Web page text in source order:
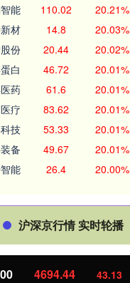
能 110.02 20.21%
材 14.8 20.03%
份 20.44 20.02%
白 46.72 20.01%
药 61.6 20.01%
疗 83.62 20.01%
技 53.33 20.01%
备 49.67 20.01%
能 26.4 20.00%
沪深京行情 实时轮播
1134.24 11.37